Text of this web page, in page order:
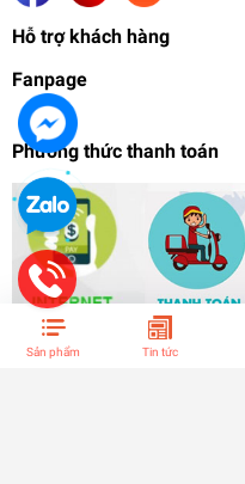
Hỗ trợ khách hàng
Fanpage
Phương thức thanh toán
Sản phẩm Tin tức